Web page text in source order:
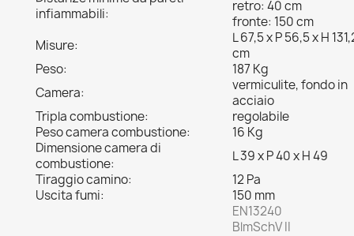
infiammabili:
retro: 40 cm
fronte: 150 cm
Misure:
L 67,5 x P 56,5 x H
cm
Peso:
187 Kg
Camera:
vermiculite, fondo in
acciaio
Tripla combustione:
regolabile
Peso camera combustione:
16 Kg
Dimensione camera di
combustione:
L 39 x P 40 x H 49
Tiraggio camino:
12 Pa
Uscita fumi:
150 mm
EN13240
BlmSchV II